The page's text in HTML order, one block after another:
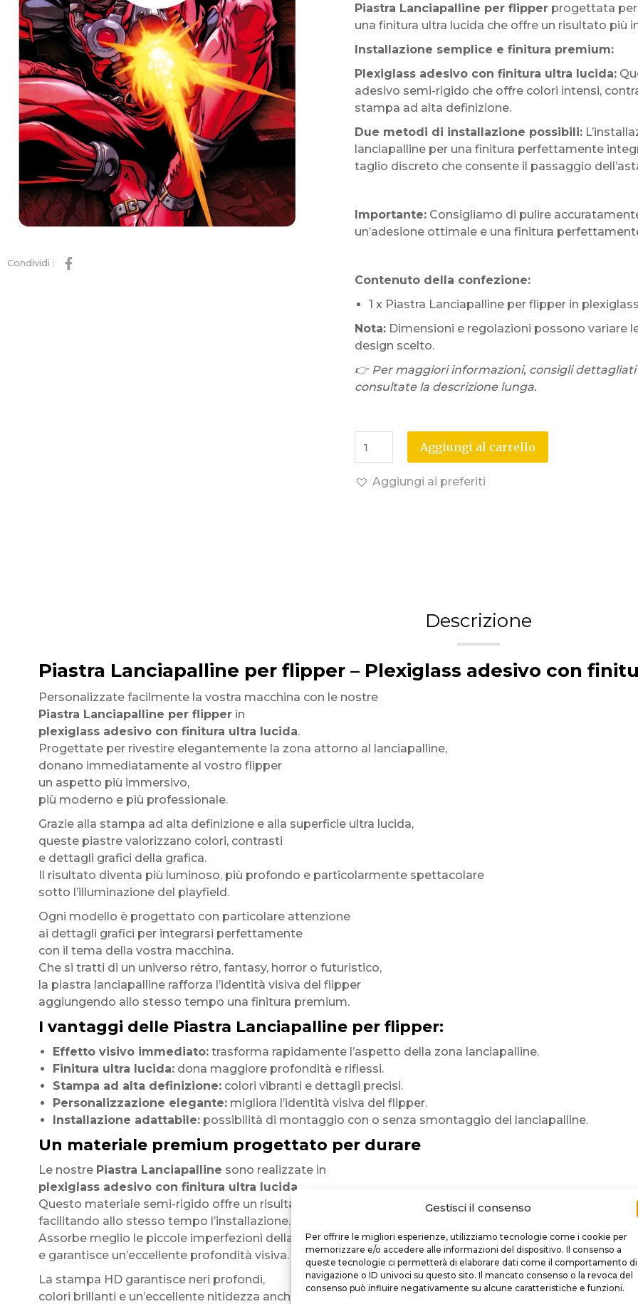
Gestisci il consenso
Per offrire le migliori esperienze, utilizziamo tecnologie come i cookie per
memorizzare e/o accedere alle informazioni del dispositivo. Il consenso a
queste tecnologie ci permetterà di elaborare dati come il comportamento di
navigazione o ID univoci su questo sito. Il mancato consenso o la revoca del
consenso può influire negativamente su alcune caratteristiche e funzioni.
Condividi :
Piastra Lanciapalline per flipperprogettata per
una finitura ultra lucida che offre un risultato più
Installazione semplice e finitura premium:
Plexiglass adesivo con finitura ultra lucida:
adesivo semi-rigido che offre colori intensi,
stampa ad alta definizione.
Due metodi di installazione possibili:
lanciapalline per una finitura perfettamente
taglio discreto che consente il passaggio
Importante:Consigliamo di pulire
un’adesione ottimale e una finitura
Contenuto della confezione:
1 x Piastra Lanciapalline per flipper in
Nota:Dimensioni e regolazioni possono variare
design scelto.
👉 Per maggiori informazioni, consigli
consultate la descrizione lunga.
Aggiungi al carrello
Aggiungi ai preferiti
Descrizione
Piastra Lanciapalline per flipper – Plexiglass adesivo con
Personalizzate facilmente la vostra macchina con le nostre
Piastra Lanciapalline per flipperin
plexiglass adesivo con finitura ultra lucida.
Progettate per rivestire elegantemente la zona attorno al lanciapalline,
donano immediatamente al vostro flipper
un aspetto più immersivo,
più moderno e più professionale.
Grazie alla stampa ad alta definizione e alla superficie ultra lucida,
queste piastre valorizzano colori, contrasti
e dettagli grafici della grafica.
Il risultato diventa più luminoso, più profondo e particolarmente spettacolare
sotto l’illuminazione del playfield.
Ogni modello è progettato con particolare attenzione
ai dettagli grafici per integrarsi perfettamente
con il tema della vostra macchina.
Che si tratti di un universo rétro, fantasy, horror o futuristico,
la piastra lanciapalline rafforza l’identità visiva del flipper
aggiungendo allo stesso tempo una finitura premium.
I vantaggi delle Piastra Lanciapalline per flipper:
Effetto visivo immediato:trasforma rapidamente l’aspetto della zona lanciapalline.
Finitura ultra lucida:dona maggiore profondità e riflessi.
Stampa ad alta definizione:colori vibranti e dettagli precisi.
Personalizzazione elegante:migliora l’identità visiva del flipper.
Installazione adattabile:possibilità di montaggio con o senza smontaggio del lanciapalline.
Un materiale premium progettato per durare
Le nostre Piastra Lanciapalline sono realizzate in
plexiglass adesivo con finitura ultra lucida
Questo materiale semi-rigido offre un risultato premium
facilitando allo stesso tempo l’installazione.
Assorbe meglio le piccole imperfezioni della superficie
e garantisce un’eccellente profondità visiva.
La stampa HD garantisce neri profondi,
colori brillanti e un’eccellente nitidezza anche da vicino.